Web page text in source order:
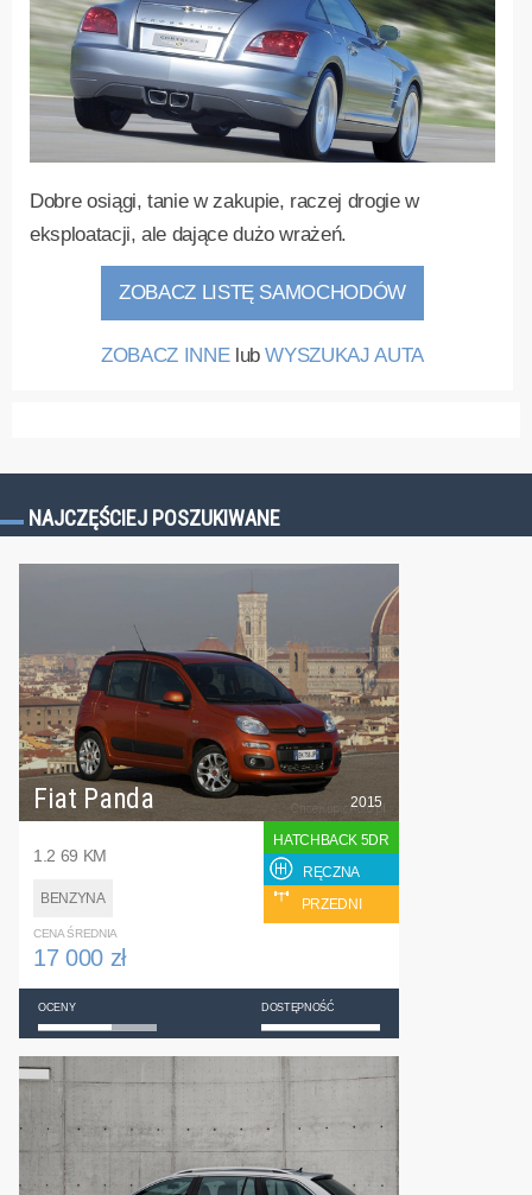
Dobre osiągi, tanie w zakupie, raczej drogie w
eksploatacji, ale dające dużo wrażeń.
ZOBACZ LISTĘ SAMOCHODÓW
ZOBACZ INNElubWYSZUKAJ AUTA
NAJCZĘŚCIEJ POSZUKIWANE
Fiat Panda
1.2 69 KM
BENZYNA
2015
HATCHBACK 5DR
RĘCZNA
PRZEDNI
CENA ŚREDNIA
17 000 zł
OCENY DOSTĘPNOŚĆ